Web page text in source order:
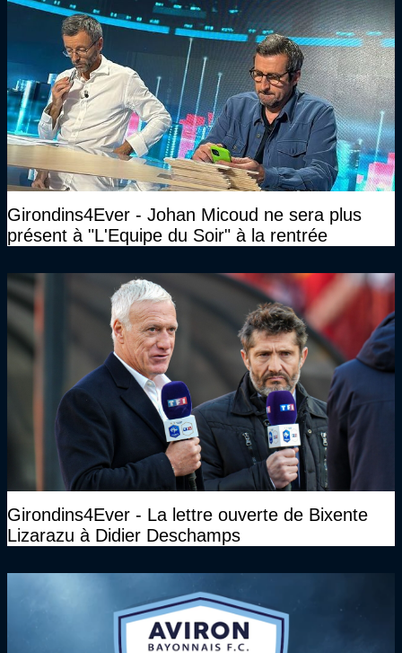
Girondins4Ever - Johan Micoud ne sera plus
présent à "L'Equipe du Soir" à la rentrée
Girondins4Ever - La lettre ouverte de Bixente
Lizarazu à Didier Deschamps